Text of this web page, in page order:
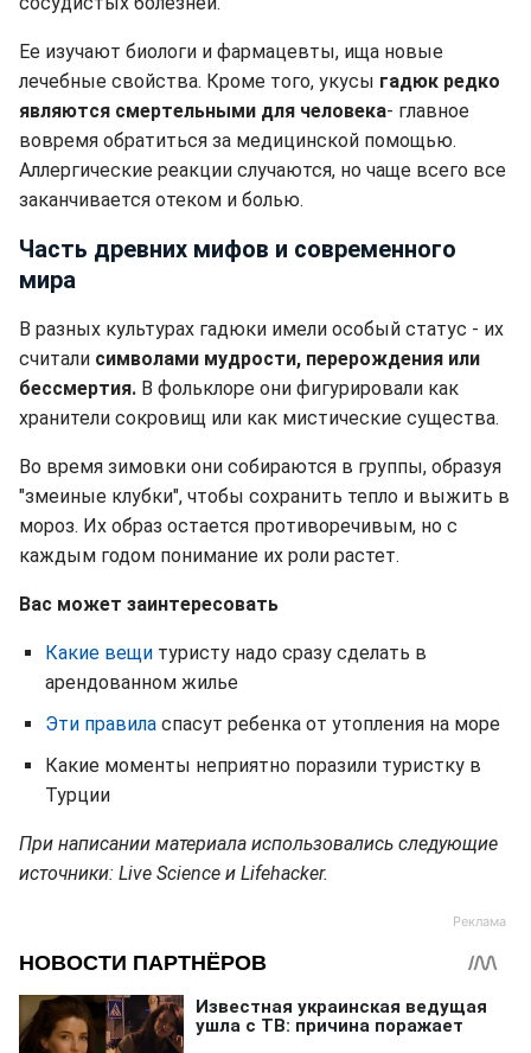
Ее изучают биологи и фармацевты, ища новые
лечебные свойства. Кроме того, укусы гадюк редко
являются смертельными для человека- главное
вовремя обратиться за медицинской помощью.
Аллергические реакции случаются, но чаще всего все
заканчивается отеком и болью.
Часть древних мифов и современного
мира
В разных культурах гадюки имели особый статус - их
считали символами мудрости, перерождения или
бессмертия. В фольклоре они фигурировали как
хранители сокровищ или как мистические существа.
Во время зимовки они собираются в группы, образуя
"змеиные клубки", чтобы сохранить тепло и выжить в
мороз. Их образ остается противоречивым, но с
каждым годом понимание их роли растет.
Вас может заинтересовать
Какие вещи туристу надо сразу сделать в
арендованном жилье
Эти правила спасут ребенка от утопления на море
Какие моменты неприятно поразили туристку в
Турции
При написании материала использовались следующие
источники: Live Science и Lifehacker.